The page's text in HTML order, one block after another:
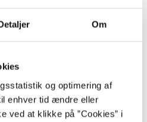
Om
og optimering af
enhver tid ændre eller
ved at klikke på ”Cookies” i
sit amet ...